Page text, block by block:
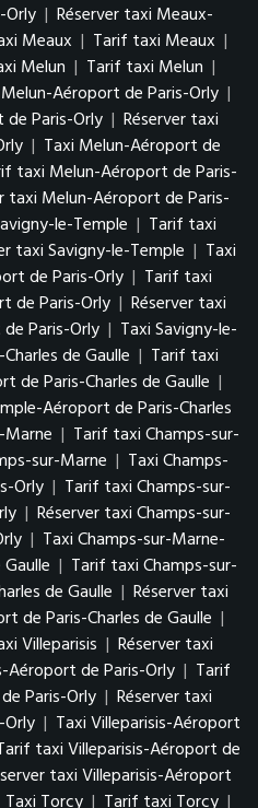
Orly | Réserver taxi Meaux-
Meaux | Tarif taxi Meaux |
Melun | Tarif taxi Melun |
Aéroport de Paris-Orly |
Paris-Orly | Réserver taxi
| Taxi Melun-Aéroport de
taxi Melun-Aéroport de Paris-
taxi Melun-Aéroport de Paris-
le-Temple | Tarif taxi
taxi Savigny-le-Temple | Taxi
de Paris-Orly | Tarif taxi
de Paris-Orly | Réserver taxi
Paris-Orly | Taxi Savigny-le-
de Gaulle | Tarif taxi
de Paris-Charles de Gaulle |
Aéroport de Paris-Charles
| Tarif taxi Champs-sur-
sur-Marne | Taxi Champs-
Orly | Tarif taxi Champs-sur-
| Réserver taxi Champs-sur-
| Taxi Champs-sur-Marne-
| Tarif taxi Champs-sur-
de Gaulle | Réserver taxi
de Paris-Charles de Gaulle |
Villeparisis | Réserver taxi
Aéroport de Paris-Orly | Tarif
Paris-Orly | Réserver taxi
| Taxi Villeparisis-Aéroport
taxi Villeparisis-Aéroport de
taxi Villeparisis-Aéroport
Taxi Torcy | Tarif taxi Torcy |